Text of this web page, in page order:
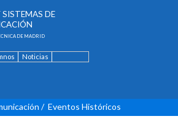
SISTEMAS DE
DE MADRID
Noticias
/ Eventos Históricos